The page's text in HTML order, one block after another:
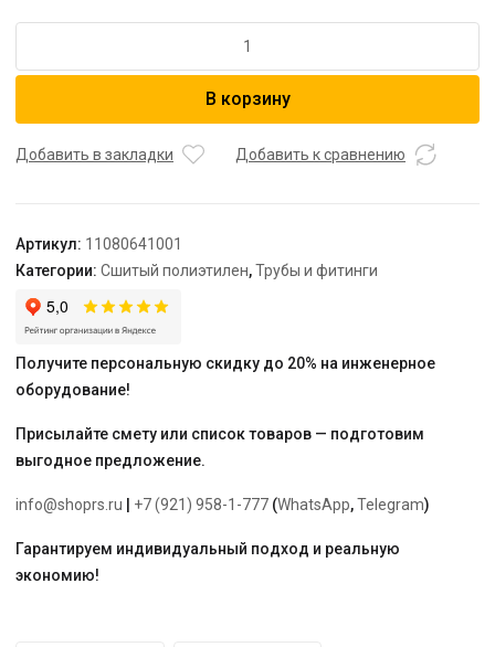
Тройник,
32,
с
уменьшенным
боковым
проходом
В корзину
Добавить в закладки Добавить к сравнению
Артикул: 11080641001
Категории: Сшитый полиэтилен,Трубы и фитинги
Получите персональную скидку до 20% на инженерное
оборудование!
Присылайте смету или список товаров — подготовим
выгодное предложение.
info@shoprs.ru +7 (921) 958-1-777 (WhatsApp,Telegram)
Гарантируем индивидуальный подход и реальную
экономию!